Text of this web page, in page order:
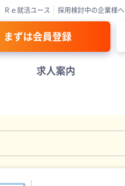
Ｒｅ就活ユース 採用検討中の企業様へ
まずは会員登録
求人案内